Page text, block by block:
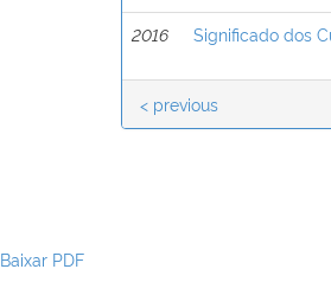
2016
Significado dos
< previous
Baixar PDF